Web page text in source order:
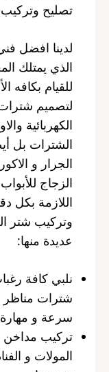
تصليح
لدينا افضل
الذي يمتلك
للقيام بكافه
لتصميم شترات
الكهربائية
الشترات بل
الجرار و
الزجاج
اللازمة بكل
وتركيب شتر
عديدة منها:
نلبي كافة
شترات مناظر
سرعة و
تركيب مداخن
المولات و